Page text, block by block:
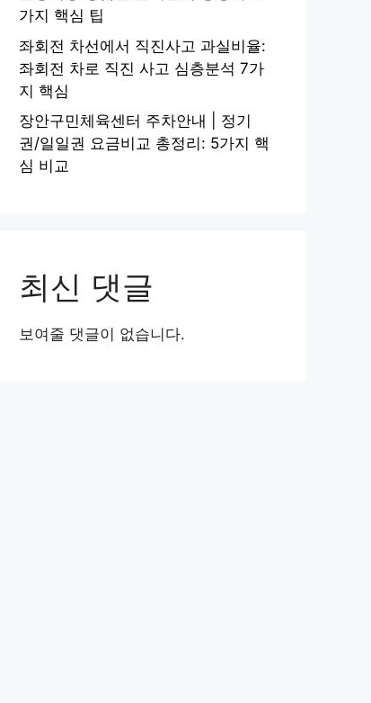
가지 핵심 팁
좌회전 차선에서 직진사고 과실비율:
좌회전 차로 직진 사고 심층분석 7가
지 핵심
장안구민체육센터 주차안내 | 정기
권/일일권 요금비교 총정리: 5가지 핵
심 비교
최신 댓글
보여줄 댓글이 없습니다.